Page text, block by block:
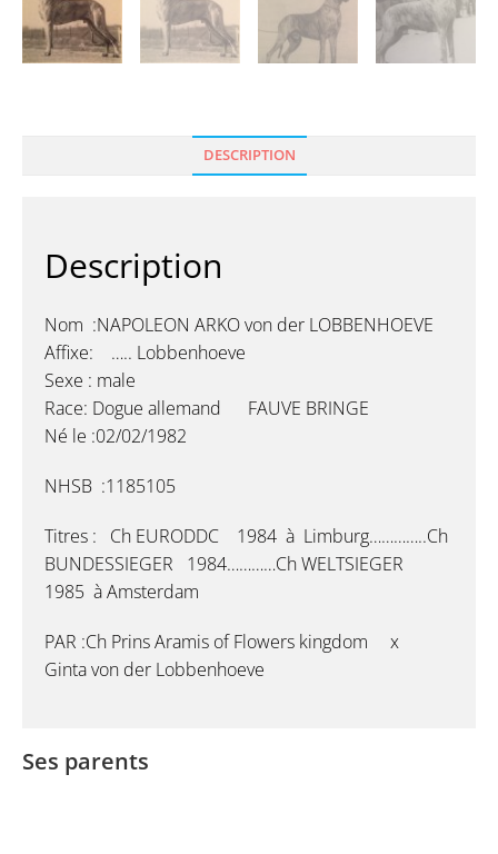
DESCRIPTION
Description
Nom :NAPOLEON ARKO von der LOBBENHOEVE
Affixe: ….. Lobbenhoeve
Sexe : male
Race: Dogue allemand FAUVE BRINGE
Né le :02/02/1982
NHSB :1185105
Titres : Ch EURODDC 1984 à Limburg…………..Ch
BUNDESSIEGER 1984…………Ch WELTSIEGER
1985 à Amsterdam
PAR :Ch Prins Aramis of Flowers kingdom x
Ginta von der Lobbenhoeve
Ses parents